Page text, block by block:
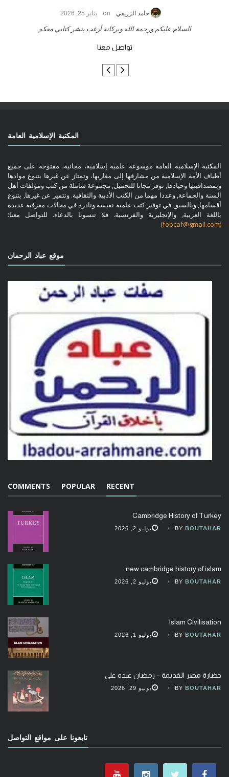
حامد الزريقي on يناير 25, 2026
السلام عليكم ورحمة الله وبركاتة أرغب بنشر كتابي معكم
تواصل معنا
المكتبة الإسلامية العامة
المكتبة الإسلامية العامة موسوعة علمية إسلامية، مجانية، مفتوحة على جميع
أطياف الأمة الإسلامية من مشارقها إلى مغاربها، وتمتاز عن غيرها بتنوع موادها
وبمصداقيتها وحيادها, توفر مجانا للتحميل, مجموعة شاملة من كتب ومؤلفات أهل
السنة والجماعة, وعددا مهما من الكتب الأدبية والثقافية. وتتميز عن غيرها, بتنوع
أقسامها, وبالسبق في توفير كتب علمية نفيسة ونادرة في مجالات معرفية عديدة
باللغة العربية, والإنجليزية والفرنسية. فلا تنسونا بالدعاء. للتواصل معنا:
(fobcaf@gmail.com)
موقع عباد الرحمان
RECENT
POPULAR
COMMENTS
Cambridge History of Turkey
BY BOUTAHAR يوليو 2, 2026
new cambridge history of islam
BY BOUTAHAR يوليو 2, 2026
Islam Civilisation
BY BOUTAHAR يوليو 1, 2026
حضارة مصر القديمة – رمضان عبده علي
BY BOUTAHAR يونيو 29, 2026
تابعونا على مواقع التواصل